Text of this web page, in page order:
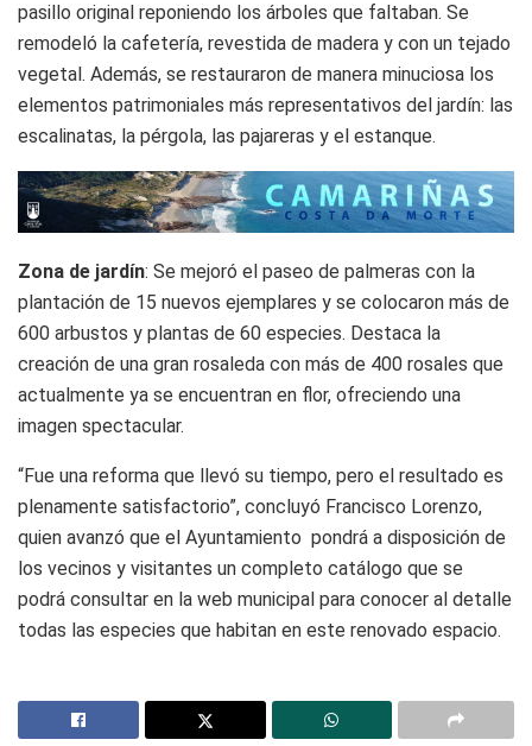
pasillo original reponiendo los árboles que faltaban. Se
remodeló la cafetería, revestida de madera y con un tejado
vegetal. Además, se restauraron de manera minuciosa los
elementos patrimoniales más representativos del jardín: las
escalinatas, la pérgola, las pajareras y el estanque.
Zona de jardín: Se mejoró el paseo de palmeras con la
plantación de 15 nuevos ejemplares y se colocaron más de
600 arbustos y plantas de 60 especies. Destaca la
creación de una gran rosaleda con más de 400 rosales que
actualmente ya se encuentran en flor, ofreciendo una
imagen spectacular.
“Fue una reforma que llevó su tiempo, pero el resultado es
plenamente satisfactorio”, concluyó Francisco Lorenzo,
quien avanzó que el Ayuntamiento pondrá a disposición de
los vecinos y visitantes un completo catálogo que se
podrá consultar en la web municipal para conocer al detalle
todas las especies que habitan en este renovado espacio.